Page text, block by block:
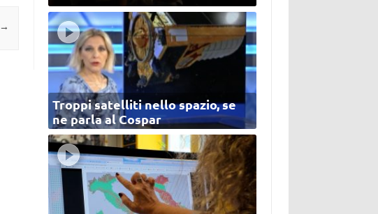
→
Troppi satelliti nello spazio, se
ne parla al Cospar